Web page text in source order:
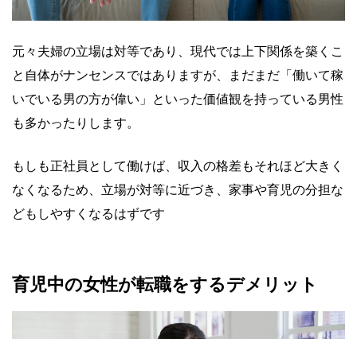
元々夫婦の立場は対等であり、現代では上下関係を築くこ
と自体がナンセンスではありますが、まだまだ「働いて稼
いでいる男の方が偉い」といった価値観を持っている男性
も多かったりします。
もしも正社員として働けば、収入の格差もそれほど大きく
なくなるため、立場が対等に近づき、家事や育児の分担な
どもしやすくなるはずです
育児中の女性が転職をするデメリット